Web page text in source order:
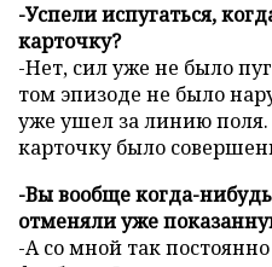
-Успели испугаться,
карточку?
-Нет, сил уже не было
том эпизоде не было
уже ушел за линию поля.
карточку было
-Вы вообще когда-
отменяли уже
-А со мной так